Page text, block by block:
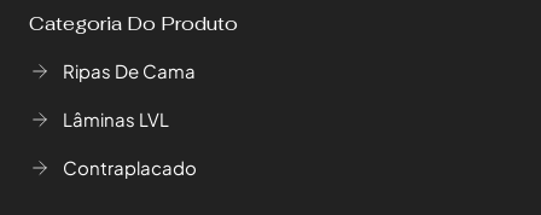
Categoria Do Produto
Ripas De Cama
Lâminas LVL
Contraplacado